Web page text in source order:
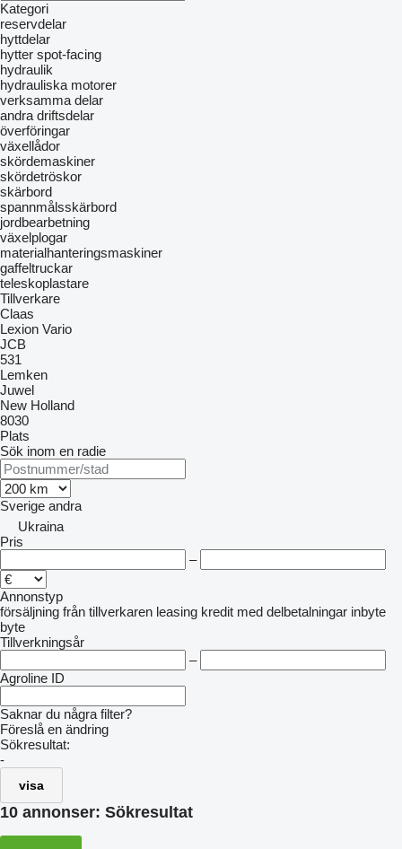
Kategori
reservdelar
hyttdelar
hytter spot-facing
hydraulik
hydrauliska motorer
verksamma delar
andra driftsdelar
överföringar
växellådor
skördemaskiner
skördetröskor
skärbord
spannmålsskärbord
jordbearbetning
växelplogar
materialhanteringsmaskiner
gaffeltruckar
teleskoplastare
Tillverkare
Claas
Lexion Vario
JCB
531
Lemken
Juwel
New Holland
8030
Plats
Sök inom en radie
Sverige andra
Ukraina
Pris
–
Annonstyp
försäljning från tillverkaren leasing kredit med delbetalningar inbyte
byte
Tillverkningsår
–
Agroline ID
Saknar du några filter?
Föreslå en ändring
Sökresultat:
-
visa
10 annonser: Sökresultat